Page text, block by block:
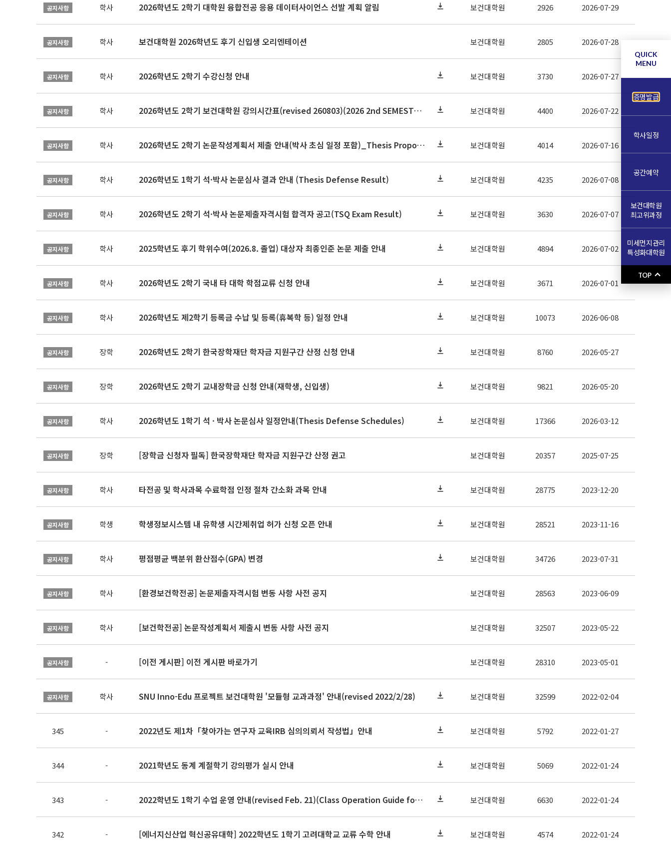
공지사항 학사 2026학년도 2학기 대학원 융합전공 응용 데이터사이언스 선발 계획 알림 보건대학원 2926 2026-07-29
공지사항 학사 보건대학원 2026학년도 후기 신입생 오리엔테이션 보건대학원 2805 2026-07-28
공지사항 학사 2026학년도 2학기 수강신청 안내 보건대학원 3730 2026-07-27
공지사항 학사 2026학년도 2학기 보건대학원 강의시간표(revised 260803)(2026 2nd SEMESTER SNU GSPH TIMETABLE) 보건대학원 4400 2026-07-22
공지사항 학사 2026학년도 2학기 논문작성계획서 제출 안내(박사 초심 일정 포함)_Thesis Proposal 보건대학원 4014 2026-07-16
공지사항 학사 2026학년도 1학기 석·박사 논문심사 결과 안내 (Thesis Defense Result) 보건대학원 4235 2026-07-08
공지사항 학사 2026학년도 2학기 석·박사 논문제출자격시험 합격자 공고(TSQ Exam Result) 보건대학원 3630 2026-07-07
공지사항 학사 2025학년도 후기 학위수여(2026.8. 졸업) 대상자 최종인준 논문 제출 안내 보건대학원 4894 2026-07-02
공지사항 학사 2026학년도 2학기 국내 타 대학 학점교류 신청 안내 보건대학원 3671 2026-07-01
공지사항 학사 2026학년도 제2학기 등록금 수납 및 등록(휴복학 등) 일정 안내 보건대학원 10073 2026-06-08
공지사항 장학 2026학년도 2학기 한국장학재단 학자금 지원구간 산정 신청 안내 보건대학원 8760 2026-05-27
공지사항 장학 2026학년도 2학기 교내장학금 신청 안내(재학생, 신입생) 보건대학원 9821 2026-05-20
공지사항 학사 2026학년도 1학기 석 · 박사 논문심사 일정안내(Thesis Defense Schedules) 보건대학원 17366 2026-03-12
공지사항 장학 [장학금 신청자 필독] 한국장학재단 학자금 지원구간 산정 권고 보건대학원 20357 2025-07-25
공지사항 학사 타전공 및 학사과목 수료학점 인정 절차 간소화 과목 안내 보건대학원 28775 2023-12-20
공지사항 학생 학생정보시스템 내 유학생 시간제취업 허가 신청 오픈 안내 보건대학원 28521 2023-11-16
공지사항 학사 평점평균 백분위 환산점수(GPA) 변경 보건대학원 34726 2023-07-31
공지사항 학사 [환경보건학전공] 논문제출자격시험 변동 사항 사전 공지 보건대학원 28563 2023-06-09
공지사항 학사 [보건학전공] 논문작성계획서 제출시 변동 사항 사전 공지 보건대학원 32507 2023-05-22
공지사항 - [이전 게시판] 이전 게시판 바로가기 보건대학원 28310 2023-05-01
공지사항 학사 SNU Inno-Edu 프로젝트 보건대학원 '모듈형 교과과정' 안내(revised 2022/2/28) 보건대학원 32599 2022-02-04
345 - 2022년도 제1차「찾아가는 연구자 교육IRB 심의의뢰서 작성법」안내 보건대학원 5792 2022-01-27
344 - 2021학년도 동계 계절학기 강의평가 실시 안내 보건대학원 5069 2022-01-24
343 - 2022학년도 1학기 수업 운영 안내(revised Feb. 21)(Class Operation Guide for Spring Semester 2022) 보건대학원 6630 2022-01-24
342 - [에너지신산업 혁신공유대학] 2022학년도 1학기 고려대학교 교류 수학 안내 보건대학원 4574 2022-01-24
QUICK
MENU
증명발급
학사일정
공간예약
보건대학원
최고위과정
미세먼지관리
특성화대학원
TOP